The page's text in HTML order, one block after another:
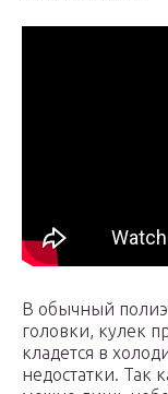
В обычный
головки, кулек
кладется в
недостатки. Так